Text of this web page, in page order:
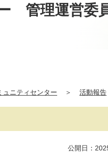
管理運営委
ュニティセンター ＞ 活動報告
公開日：